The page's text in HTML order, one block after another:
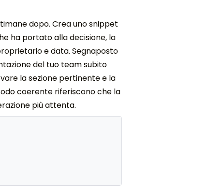
dopo. Crea uno snippet
ha portato alla decisione, la
e data. Segnaposto
del tuo team subito
la sezione pertinente e la
coerente riferiscono che la
più attenta.